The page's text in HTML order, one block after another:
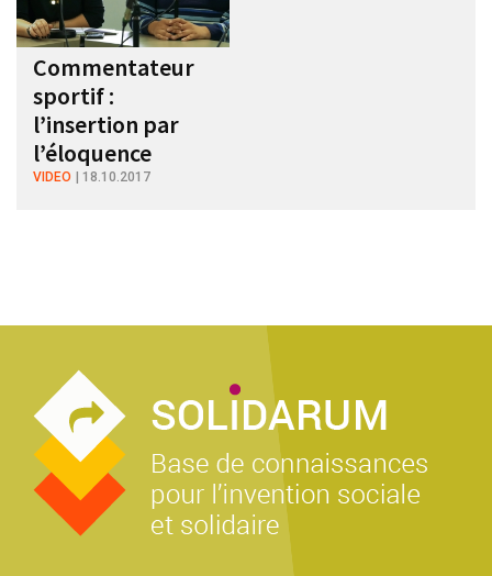
Commentateur
sportif :
l’insertion par
l’éloquence
VIDEO 18.10.2017